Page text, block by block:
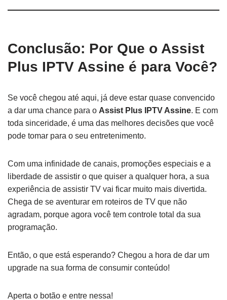
Conclusão: Por Que o Assist
Plus IPTV Assine é para Você?
Se você chegou até aqui, já deve estar quase convencido
a dar uma chance para o Assist Plus IPTV Assine. E com
toda sinceridade, é uma das melhores decisões que você
pode tomar para o seu entretenimento.
Com uma infinidade de canais, promoções especiais e a
liberdade de assistir o que quiser a qualquer hora, a sua
experiência de assistir TV vai ficar muito mais divertida.
Chega de se aventurar em roteiros de TV que não
agradam, porque agora você tem controle total da sua
programação.
Então, o que está esperando? Chegou a hora de dar um
upgrade na sua forma de consumir conteúdo!
Aperta o botão e entre nessa!